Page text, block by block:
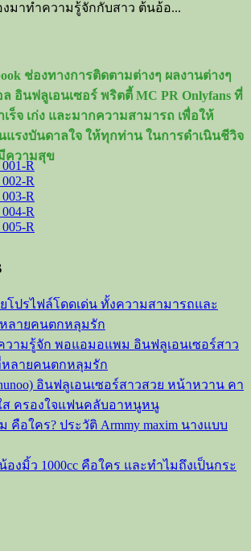
มาทำความรู้จักกับสาว ต้นอ้อ...
ช่องทางการติดตามต่างๆ ผลงานต่างๆ
อินฟลูเอนเซอร์ พริตตี้ MC PR Onlyfans ที่
ร็จ เก่ง และมากความสามารถ เพื่อให้
แรงบันดาลใจ ให้ทุกท่าน ในการดำเนินชีวิจ
ความสุข
ยโปรไฟล์โดดเด่น ทั้งความสามารถและ
ลายคนตกหลุมรัก
ความรู้จัก พอแอมอแพม อินฟลูเอนเซอร์สาว
ลายคนตกหลุมรัก
อินฟลูเอนเซอร์สาวสวย หน้าหวาน คา
ส ครองใจแฟนคลับอาหนูหนู
คือใคร? ประวัติ Armmy maxim นางแบบ
องมิ้ว 1000cc คือใคร และทำไมถึงเป็นกระ